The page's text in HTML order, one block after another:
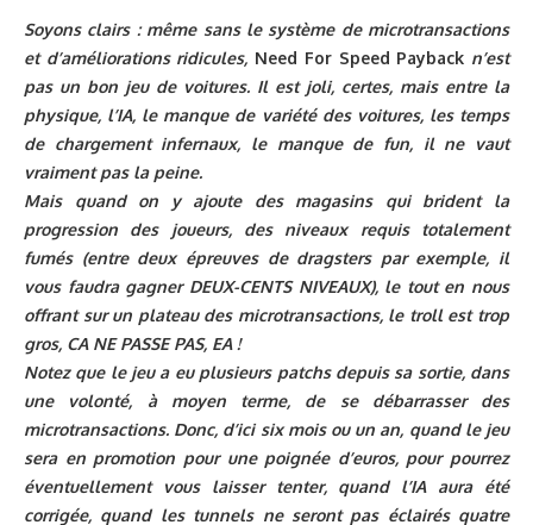
Soyons clairs : même sans le système de microtransactions
et d’améliorations ridicules, Need For Speed Payback n’est
pas un bon jeu de voitures. Il est joli, certes, mais entre la
physique, l’IA, le manque de variété des voitures, les temps
de chargement infernaux, le manque de fun, il ne vaut
vraiment pas la peine.
Mais quand on y ajoute des magasins qui brident la
progression des joueurs, des niveaux requis totalement
fumés (entre deux épreuves de dragsters par exemple, il
vous faudra gagner DEUX-CENTS NIVEAUX), le tout en nous
offrant sur un plateau des microtransactions, le troll est trop
gros, CA NE PASSE PAS, EA !
Notez que le jeu a eu plusieurs patchs depuis sa sortie, dans
une volonté, à moyen terme, de se débarrasser des
microtransactions. Donc, d’ici six mois ou un an, quand le jeu
sera en promotion pour une poignée d’euros, pour pourrez
éventuellement vous laisser tenter, quand l’IA aura été
corrigée, quand les tunnels ne seront pas éclairés quatre